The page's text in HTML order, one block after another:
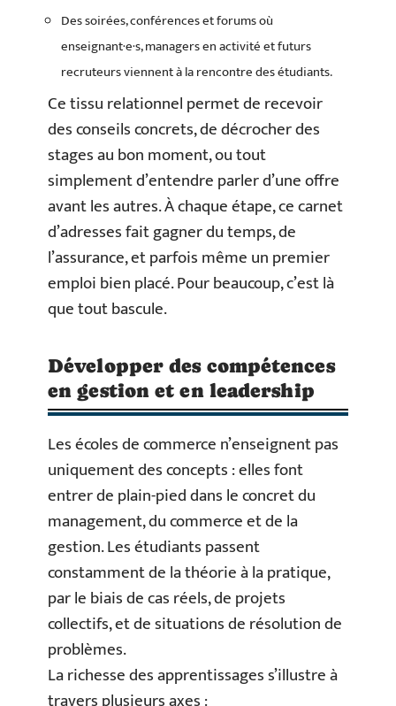
Des soirées, conférences et forums où
enseignant·e·s, managers en activité et futurs
recruteurs viennent à la rencontre des étudiants.
Ce tissu relationnel permet de recevoir
des conseils concrets, de décrocher des
stages au bon moment, ou tout
simplement d’entendre parler d’une offre
avant les autres. À chaque étape, ce carnet
d’adresses fait gagner du temps, de
l’assurance, et parfois même un premier
emploi bien placé. Pour beaucoup, c’est là
que tout bascule.
Développer des compétences
en gestion et en leadership
Les écoles de commerce n’enseignent pas
uniquement des concepts : elles font
entrer de plain-pied dans le concret du
management, du commerce et de la
gestion. Les étudiants passent
constamment de la théorie à la pratique,
par le biais de cas réels, de projets
collectifs, et de situations de résolution de
problèmes.
La richesse des apprentissages s’illustre à